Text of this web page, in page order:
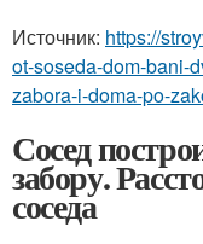
Источник: https://
ot-soseda-dom-bani-
zabora-i-doma-po-
Сосед
забору.
соседа